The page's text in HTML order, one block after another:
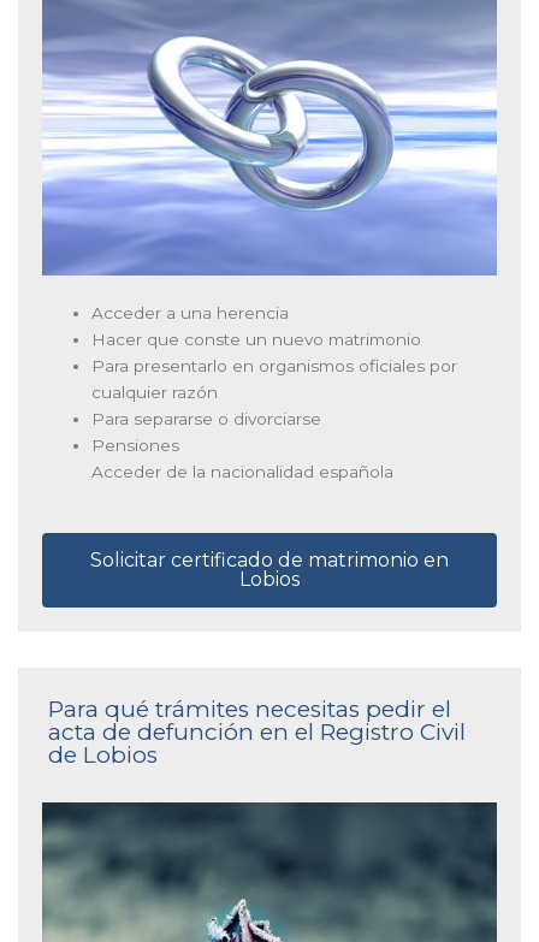
Acceder a una herencia
Hacer que conste un nuevo matrimonio
Para presentarlo en organismos oficiales por
cualquier razón
Para separarse o divorciarse
Pensiones
Acceder de la nacionalidad española
Solicitar certificado de matrimonio en
Lobios
Para qué trámites necesitas pedir el
acta de defunción en el Registro Civil
de Lobios